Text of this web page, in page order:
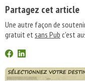
Partagez cet article
Une autre façon de
gratuit etsans Pub c'est